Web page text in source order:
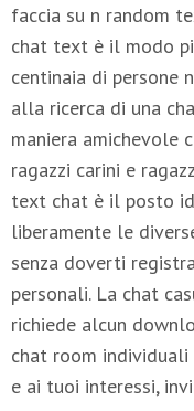
faccia su n random
chat text è il modo
centinaia di persone
alla ricerca di una
maniera amichevole
ragazzi carini e
text chat è il posto
liberamente le
senza doverti
personali. La chat
richiede alcun
chat room
e ai tuoi interessi,